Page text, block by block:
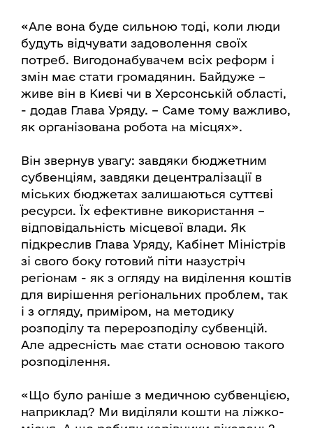
«Але вона буде сильною тоді, коли люди
будуть відчувати задоволення своїх
потреб. Вигодонабувачем всіх реформ і
змін має стати громадянин. Байдуже –
живе він в Києві чи в Херсонській області,
- додав Глава Уряду. – Саме тому важливо,
як організована робота на місцях».
Він звернув увагу: завдяки бюджетним
субвенціям, завдяки децентралізації в
міських бюджетах залишаються суттєві
ресурси. Їх ефективне використання –
відповідальність місцевої влади. Як
підкреслив Глава Уряду, Кабінет Міністрів
зі свого боку готовий піти назустріч
регіонам - як з огляду на виділення коштів
для вирішення регіональних проблем, так
і з огляду, приміром, на методику
розподілу та перерозподілу субвенцій.
Але адресність має стати основою такого
розподілення.
«Що було раніше з медичною субвенцією,
наприклад? Ми виділяли кошти на ліжко-